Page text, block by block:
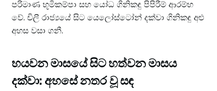
පරිමාණ භූමිකම්පා සහ යෝධ ගිනිකඳු පිපිරීම් ආරම්භ
වේ. චිලී රාජ්‍යයේ සිට යෙලෝස්ටෝන් දක්වා ගිනිකඳු අළු
අහස වසා ගනී.
හයවන මාසයේ සිට හත්වන මාසය
දක්වා: අහසේ නතර වූ සඳ